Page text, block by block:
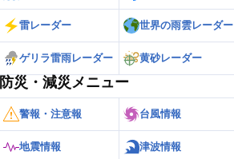
雷レーダー 世界の雨雲レーダー
ゲリラ雷雨レーダー 黄砂レーダー
防災・減災メニュー
警報・注意報 台風情報
地震情報 津波情報